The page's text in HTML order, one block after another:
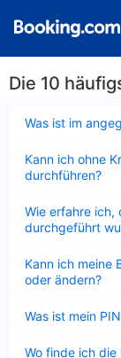
Die 10
Was ist im
Kann ich ohne
durchführen?
Wie erfahre ich,
durchgeführt
Kann ich meine
oder ändern?
Was ist mein
Wo finde ich